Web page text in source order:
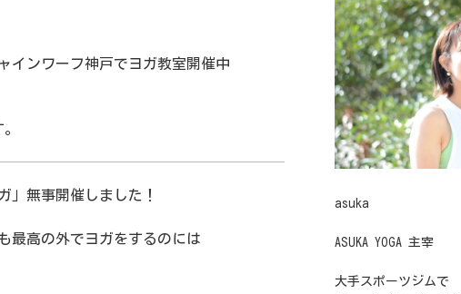
ンワーフ神戸でヨガ教室開催中
」無事開催しました！
最高の外でヨガをするのには
asuka
ASUKA YOGA 主宰
大手スポーツジムで